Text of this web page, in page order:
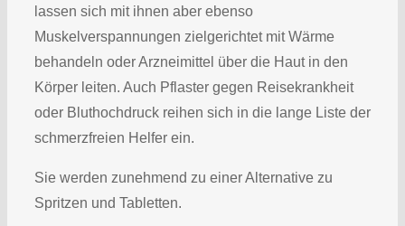
lassen sich mit ihnen aber ebenso
Muskelverspannungen zielgerichtet mit Wärme
behandeln oder Arzneimittel über die Haut in den
Körper leiten. Auch Pflaster gegen Reisekrankheit
oder Bluthochdruck reihen sich in die lange Liste der
schmerzfreien Helfer ein.
Sie werden zunehmend zu einer Alternative zu
Spritzen und Tabletten.